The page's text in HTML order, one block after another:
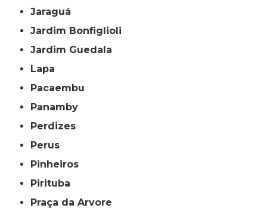
Jaraguá
Jardim Bonfiglioli
Jardim Guedala
Lapa
Pacaembu
Panamby
Perdizes
Perus
Pinheiros
Pirituba
Praça da Arvore